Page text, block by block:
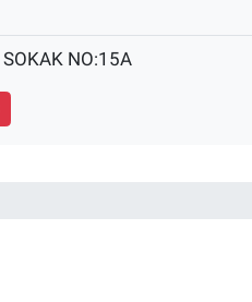
NO:15A